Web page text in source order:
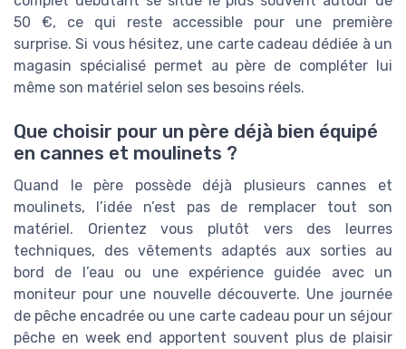
50 €, ce qui reste accessible pour une première
surprise. Si vous hésitez, une carte cadeau dédiée à un
magasin spécialisé permet au père de compléter lui
même son matériel selon ses besoins réels.
Que choisir pour un père déjà bien équipé
en cannes et moulinets ?
Quand le père possède déjà plusieurs cannes et
moulinets, l’idée n’est pas de remplacer tout son
matériel. Orientez vous plutôt vers des leurres
techniques, des vêtements adaptés aux sorties au
bord de l’eau ou une expérience guidée avec un
moniteur pour une nouvelle découverte. Une journée
de pêche encadrée ou une carte cadeau pour un séjour
pêche en week end apportent souvent plus de plaisir